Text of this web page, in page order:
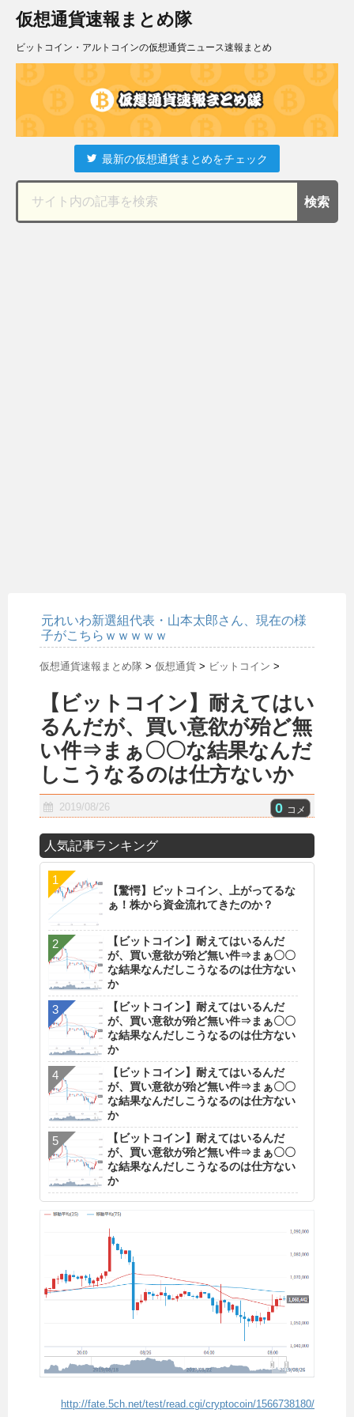
仮想通貨速報まとめ隊
ビットコイン・アルトコインの仮想通貨ニュース速報まとめ
最新の仮想通貨まとめをチェック
元れいわ新選組代表・山本太郎さん、現在の様
子がこちらｗｗｗｗｗ
仮想通貨速報まとめ隊 > 仮想通貨 > ビットコイン >
【ビットコイン】耐えてはい
るんだが、買い意欲が殆ど無
い件⇒まぁ〇〇な結果なんだ
しこうなるのは仕方ないか
2019/08/26 0 コメ
人気記事ランキング
【驚愕】ビットコイン、上がってるな
ぁ！株から資金流れてきたのか？
【ビットコイン】耐えてはいるんだ
が、買い意欲が殆ど無い件⇒まぁ〇〇
な結果なんだしこうなるのは仕方ない
か
【ビットコイン】耐えてはいるんだ
が、買い意欲が殆ど無い件⇒まぁ〇〇
な結果なんだしこうなるのは仕方ない
か
【ビットコイン】耐えてはいるんだ
が、買い意欲が殆ど無い件⇒まぁ〇〇
な結果なんだしこうなるのは仕方ない
か
【ビットコイン】耐えてはいるんだ
が、買い意欲が殆ど無い件⇒まぁ〇〇
な結果なんだしこうなるのは仕方ない
か
http://fate.5ch.net/test/read.cgi/cryptocoin/1566738180/